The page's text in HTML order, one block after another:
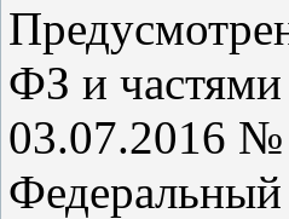
ФЗ и частями
03.07.2016 №
Федеральный